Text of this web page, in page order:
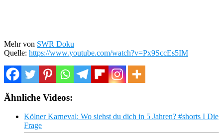
Mehr von SWR Doku
Quelle: https://www.youtube.com/watch?v=Px9SccEs5IM
Ähnliche Videos:
Kölner Karneval: Wo siehst du dich in 5 Jahren? #shorts I Die
Frage